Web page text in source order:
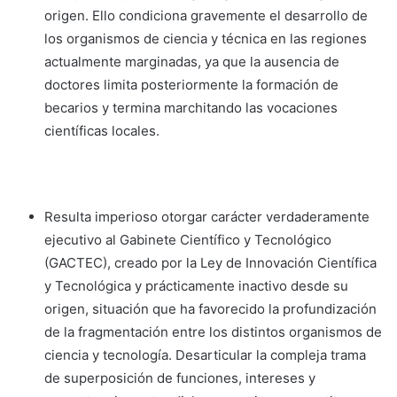
origen. Ello condiciona gravemente el desarrollo de
los organismos de ciencia y técnica en las regiones
actualmente marginadas, ya que la ausencia de
doctores limita posteriormente la formación de
becarios y termina marchitando las vocaciones
científicas locales.
Resulta imperioso otorgar carácter verdaderamente
ejecutivo al Gabinete Científico y Tecnológico
(GACTEC), creado por la Ley de Innovación Científica
y Tecnológica y prácticamente inactivo desde su
origen, situación que ha favorecido la profundización
de la fragmentación entre los distintos organismos de
ciencia y tecnología. Desarticular la compleja trama
de superposición de funciones, intereses y